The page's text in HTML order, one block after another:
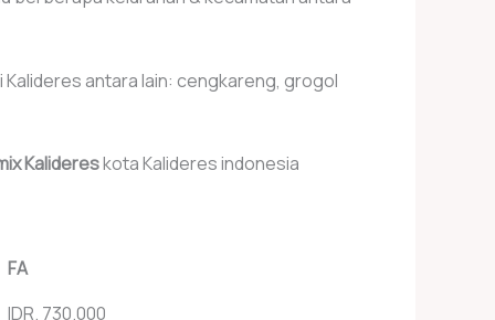
antara lain: cengkareng, grogol
Kalidereskota Kalideres indonesia
FA
IDR. 730.000